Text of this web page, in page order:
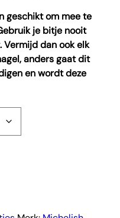
geschikt om mee te
je bitje nooit
dan ook elk
anders gaat dit
en wordt deze